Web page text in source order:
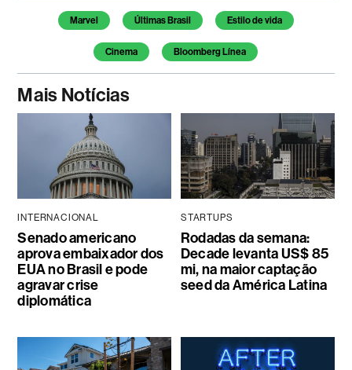
Temas deste artigo
Marvel Últimas Brasil Estilo de vida
Cinema Bloomberg Línea
Mais Notícias
INTERNACIONAL
Senado americano
aprova embaixador dos
EUA no Brasil e pode
agravar crise
diplomática
STARTUPS
Rodadas da semana:
Decade levanta US$ 85
mi, na maior captação
seed da América Latina